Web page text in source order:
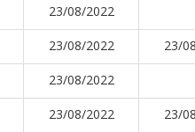
23/08/2022
23/08/2022 23/
23/08/2022
23/08/2022 23/